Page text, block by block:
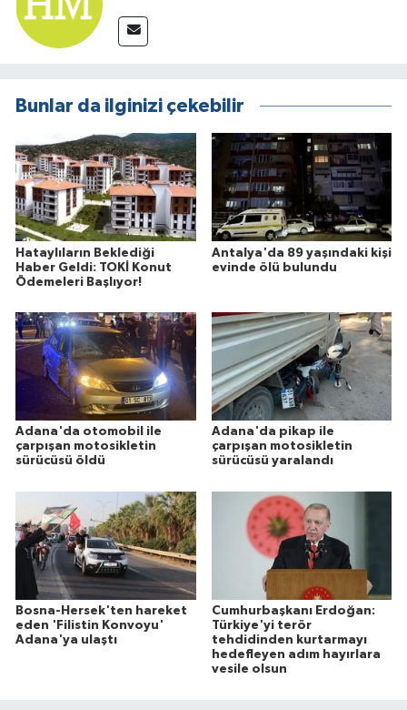
Bunlar da ilginizi çekebilir
Hataylıların Beklediği
Haber Geldi: TOKİ Konut
Ödemeleri Başlıyor!
Antalya'da 89 yaşındaki kişi
evinde ölü bulundu
Adana'da otomobil ile
çarpışan motosikletin
sürücüsü öldü
Adana'da pikap ile
çarpışan motosikletin
sürücüsü yaralandı
Bosna-Hersek'ten hareket
eden 'Filistin Konvoyu'
Adana'ya ulaştı
Cumhurbaşkanı Erdoğan:
Türkiye'yi terör
tehdidinden kurtarmayı
hedefleyen adım hayırlara
vesile olsun